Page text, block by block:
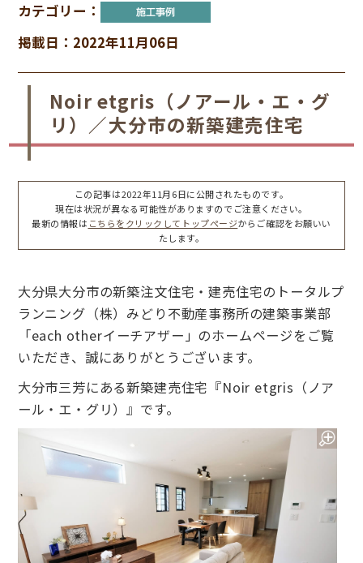
カテゴリー：
掲載日：2022年11月06日
Noir etgris（ノアール・エ・グ
リ）／大分市の新築建売住宅
この記事は2022年11月6日に公開されたものです。
現在は状況が異なる可能性がありますのでご注意ください。
最新の情報は こちらをクリックしてトップページからご確認をお願いい
たします。
大分県大分市の新築注文住宅・建売住宅のトータルプ
ランニング（株）みどり不動産事務所の建築事業部
「each otherイーチアザー」のホームページをご覧
いただき、誠にありがとうございます。
大分市三芳にある新築建売住宅『Noir etgris（ノア
ール・エ・グリ）』です。